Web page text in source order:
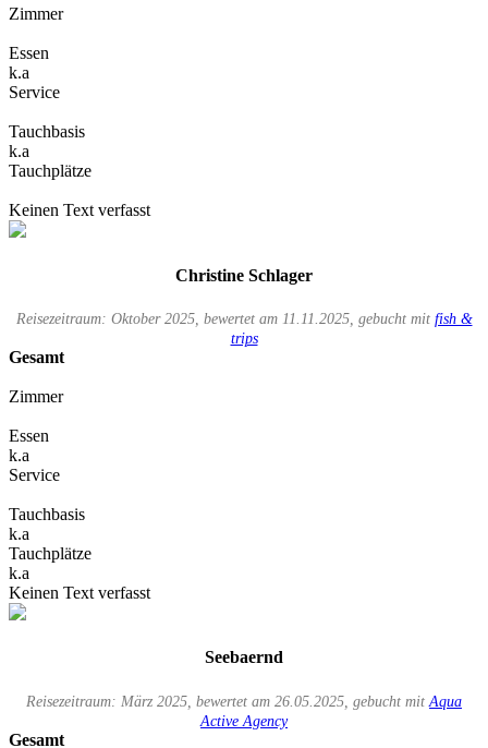
Zimmer
Essen
k.a
Service
Tauchbasis
k.a
Tauchplätze
Keinen Text verfasst
Christine Schlager
Reisezeitraum: Oktober 2025, bewertet am 11.11.2025, gebucht mit fish &
trips
Gesamt
Zimmer
Essen
k.a
Service
Tauchbasis
k.a
Tauchplätze
k.a
Keinen Text verfasst
Seebaernd
Reisezeitraum: März 2025, bewertet am 26.05.2025, gebucht mit Aqua
Active Agency
Gesamt